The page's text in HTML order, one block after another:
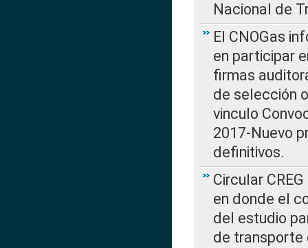
Nacional de
El CNOGas
en participar
firmas
de selección
vinculo
2017-Nuevo
definitivos.
Circular
en donde el
del estudio
de transporte